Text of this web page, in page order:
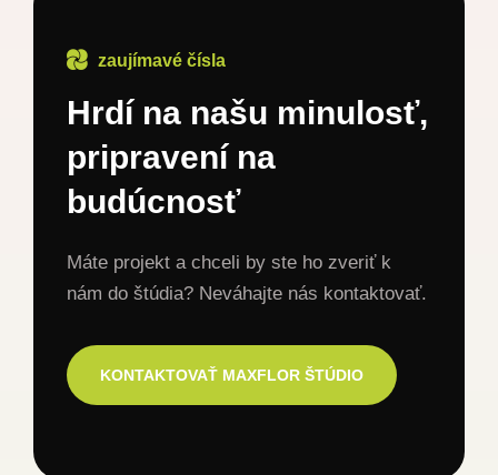
zaujímavé čísla
Hrdí na našu minulosť,
pripravení na
budúcnosť
Máte projekt a chceli by ste ho zveriť k
nám do štúdia? Neváhajte nás kontaktovať.
KONTAKTOVAŤ MAXFLOR ŠTÚDIO